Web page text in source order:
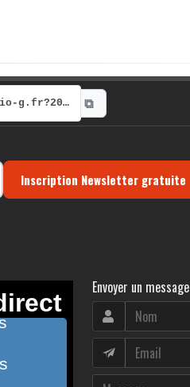
https://radio-g.fr?2013 ⧉
Inscription Newsletter gratuite
Envoyer un message